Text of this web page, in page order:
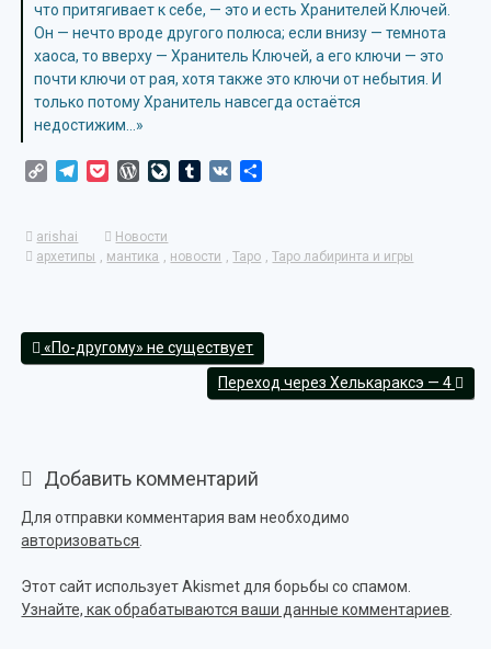
что притягивает к себе, — это и есть Хранителей Ключей.
Он — нечто вроде другого полюса; если внизу — темнота
хаоса, то вверху — Хранитель Ключей, а его ключи — это
почти ключи от рая, хотя также это ключи от небытия. И
только потому Хранитель навсегда остаётся
недостижим…»
Copy TelegramPocketWordPress
LiveJournal
Tumblr
VK
arishai
Новости
архетипы , мантика , новости ,Таро ,Таро лабиринта и игры
«По-другому» не существует
Переход через Хелькараксэ — 4
Добавить комментарий
Для отправки комментария вам необходимо
авторизоваться
Этот сайт использует Akismet для борьбы со спамом.
Узнайте, как обрабатываются ваши данные комментариев